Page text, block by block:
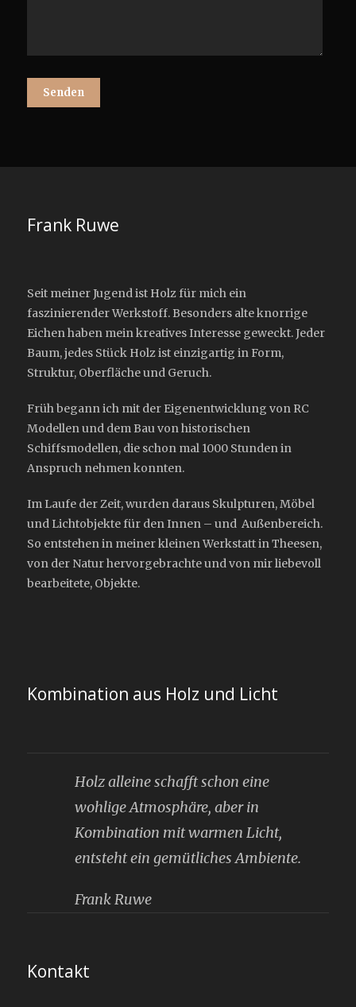
Frank Ruwe
Seit meiner Jugend ist Holz für mich ein
faszinierender Werkstoff. Besonders alte knorrige
Eichen haben mein kreatives Interesse geweckt. Jeder
Baum, jedes Stück Holz ist einzigartig in Form,
Struktur, Oberfläche und Geruch.
Früh begann ich mit der Eigenentwicklung von RC
Modellen und dem Bau von historischen
Schiffsmodellen, die schon mal 1000 Stunden in
Anspruch nehmen konnten.
Im Laufe der Zeit, wurden daraus Skulpturen, Möbel
und Lichtobjekte für den Innen – und Außenbereich.
So entstehen in meiner kleinen Werkstatt in Theesen,
von der Natur hervorgebrachte und von mir liebevoll
bearbeitete, Objekte.
Kombination aus Holz und Licht
Holz alleine schafft schon eine
wohlige Atmosphäre, aber in
Kombination mit warmen Licht,
entsteht ein gemütliches Ambiente.
Frank Ruwe
Kontakt